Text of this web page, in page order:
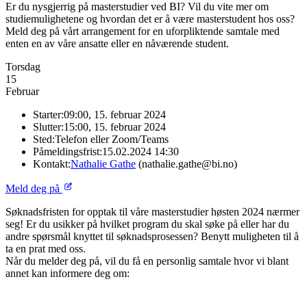
Er du nysgjerrig på masterstudier ved BI? Vil du vite mer om
studiemulighetene og hvordan det er å være masterstudent hos oss?
Meld deg på vårt arrangement for en uforpliktende samtale med
enten en av våre ansatte eller en nåværende student.
Torsdag
15
Februar
Starter:09:00, 15. februar 2024
Slutter:15:00, 15. februar 2024
Sted:Telefon eller Zoom/Teams
Påmeldingsfrist:15.02.2024 14:30
Kontakt:Nathalie Gathe (nathalie.gathe@bi.no)
Meld deg på
Søknadsfristen for opptak til våre masterstudier høsten 2024 nærmer
seg! Er du usikker på hvilket program du skal søke på eller har du
andre spørsmål knyttet til søknadsprosessen? Benytt muligheten til å
ta en prat med oss.
Når du melder deg på, vil du få en personlig samtale hvor vi blant
annet kan informere deg om: